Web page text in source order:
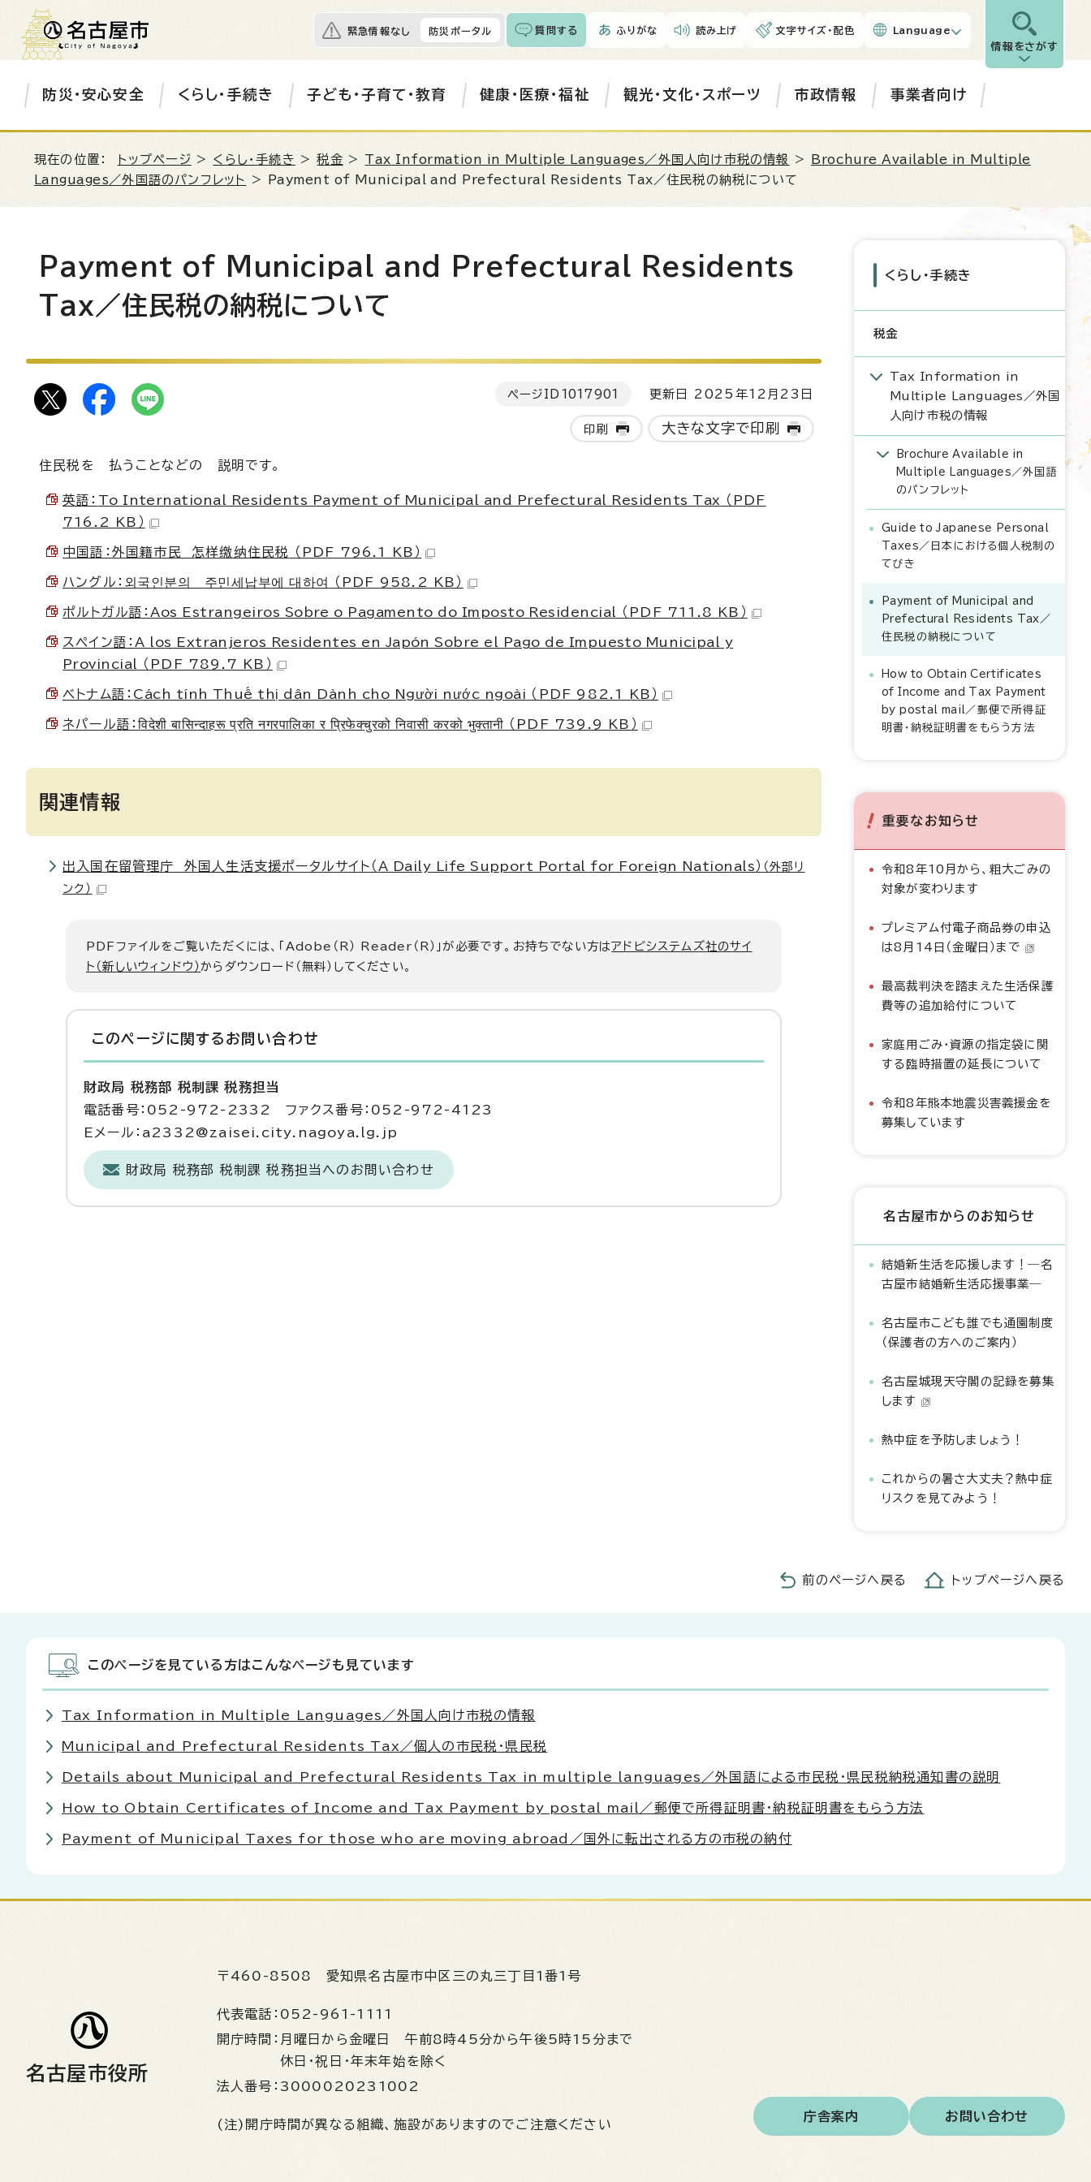
緊急情報なし 防災ポータル 質問する ふりがな 読み上げ 文字サイズ・配色 Language
情報をさがす
防災・安心安全 くらし・手続き 子ども・子育て・教育 健康・医療・福祉 観光・文化・スポーツ 市政情報 事業者向け
現在の位置： トップページ > くらし・手続き >税金 > Tax Information in Multiple Languages ／外国人向け市税の情報 >
Brochure Available in Multiple
Languages ／外国語のパンフレット > Payment of Municipal and Prefectural Residents Tax ／住民税の納税について
Payment of Municipal and Prefectural Residents
Tax ／住民税の納税について
ページID 1017901 更新日 2025年12月23日
印刷 大きな文字で印刷
住民税を 払うことなどの 説明です。
英語： To International Residents Payment of Municipal and Prefectural Residents Tax （PDF
716.2 KB）
中国語： 外国籍市民 怎样缴纳住民税 （PDF 796.1 KB）
ハングル： 외국인분의 주민세납부에 대하여 （PDF 958.2 KB）
ポルトガル語： Aos Estrangeiros Sobre o Pagamento do Imposto Residencial （PDF 711.8 KB）
スペイン語： A los Extranjeros Residentes en Japón Sobre el Pago de Impuesto Municipal y
Provincial
（PDF 789.7 KB）
ベトナム語： Cách tính Thuế thị dân Dành cho Người nước ngoài （PDF 982.1 KB）
ネパール語：विदेशी बासिन्दाहरू प्रति नगरपालिका र प्रिफेक्चुरको निवासी करको भुक्तानी （PDF 739.9 KB）
関連情報
出入国在留管理庁 外国人生活支援ポータルサイト（ A Daily Life Support Portal for Foreign Nationals ） （外部リ
ンク）
PDFファイルをご覧いただくには、「Adobe（R） Reader（R）」が必要です。お持ちでない方はアドビシステムズ社のサイ
ト（新しいウィンドウ）からダウンロード（無料）してください。
このページに関する お問い合わせ
財政局 税務部 税制課 税務担当
電話番号：052-972-2332 ファクス番号：052-972-4123
Eメール：a2332@zaisei.city.nagoya.lg.jp
財政局 税務部 税制課 税務担当へのお問い合わせ
くらし・手続き
税金
Tax Information in
Multiple Languages ／外国
人向け市税の情報
Brochure Available in
Multiple Languages ／外国語
のパンフレット
Guide to Japanese Personal
Taxes ／日本における個人税制の
てびき
Payment of Municipal and
Prefectural Residents Tax ／
住民税の納税について
How to Obtain Certificates
of Income and Tax Payment
by postal mail
／郵便で所得証
明書・納税証明書をもらう方法
重要なお知らせ
令和8年10月から、粗大ごみの
対象が変わります
プレミアム付電子商品券の申込
は8月14日（金曜日）まで
最高裁判決を踏まえた生活保護
費等の追加給付について
家庭用ごみ・資源の指定袋に関
する臨時措置の延長について
令和8年熊本地震災害義援金を
募集しています
名古屋市からのお知らせ
結婚新生活を応援します！―名
古屋市結婚新生活応援事業―
名古屋市こども誰でも通園制度
（保護者の方へのご案内）
名古屋城現天守閣の記録を募集
します
熱中症を予防しましょう！
これからの暑さ大丈夫？熱中症
リスクを見てみよう！
前のページへ戻る トップページへ戻る
このページを見ている方はこんなページも見ています
Tax Information in Multiple Languages／外国人向け市税の情報
Municipal and Prefectural Residents Tax／個人の市民税・県民税
Details about Municipal and Prefectural Residents Tax in multiple languages／外国語による市民税・県民税納税通知書の説明
How to Obtain Certificates of Income and Tax Payment by postal mail／郵便で所得証明書・納税証明書をもらう方法
Payment of Municipal Taxes for those who are moving abroad／国外に転出される方の市税の納付
名古屋市役所
〒460-8508 愛知県名古屋市中区三の丸三丁目1番1号
代表電話： 052-961-1111
開庁時間： 月曜日から金曜日 午前8時45分から午後5時15分まで
休日・祝日・年末年始を除く
法人番号： 3000020231002
(注)開庁時間が異なる組織、施設がありますのでご注意ください
庁舎案内 お問い合わせ